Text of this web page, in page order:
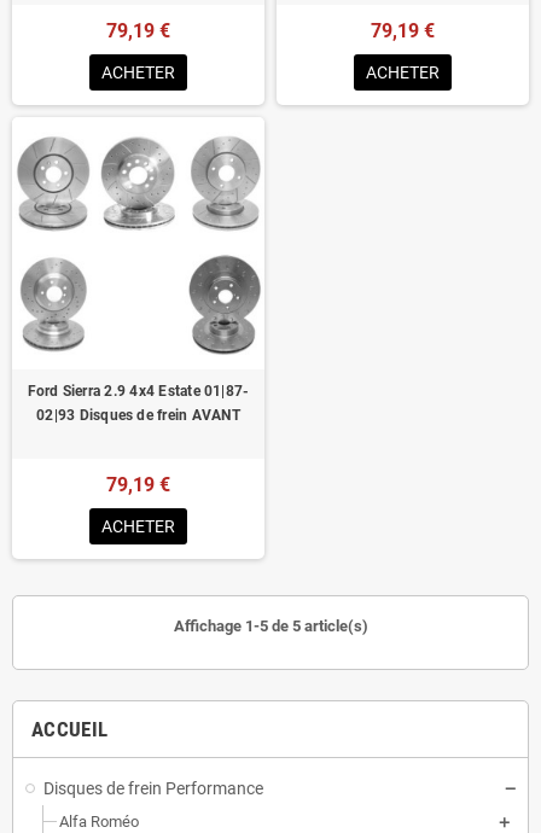
ACCUEIL
Disques de frein Performance
Alfa Roméo
79,19 €
ACHETER
79,19 €
ACHETER
Ford Sierra 2.9 4x4 Estate 01|87-
02|93 Disques de frein AVANT
79,19 €
ACHETER
Affichage 1-5 de 5 article(s)